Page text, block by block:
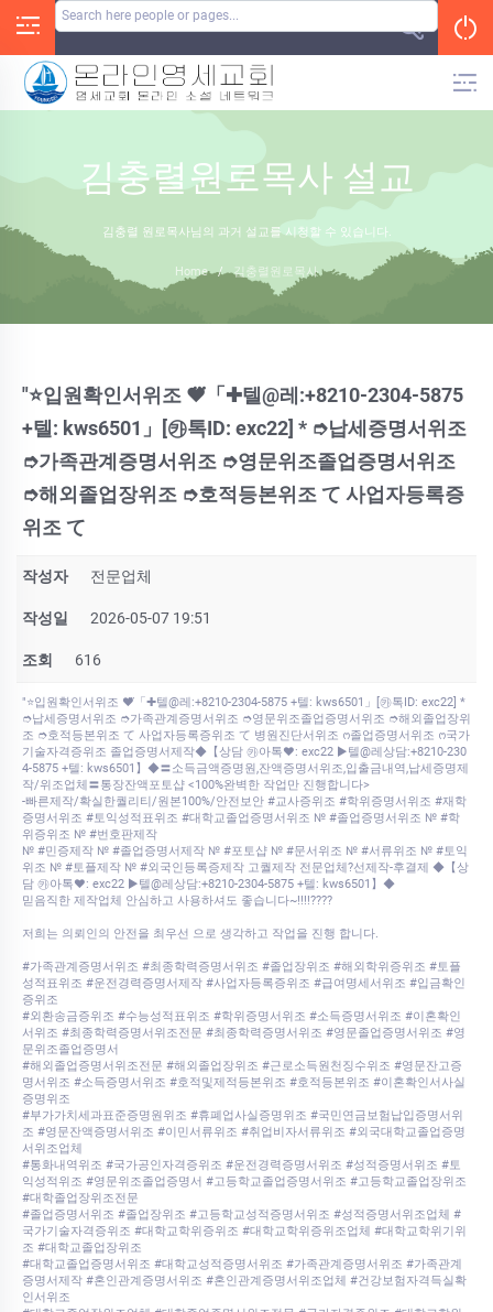
김충렬원로목사 설교
김충렬 원로목사님의 과거 설교를 시청할 수 있습니다.
Home / 김충렬원로목사
"⭐️입원확인서위조 ♥⃛「✚텔@레:+8210-2304-5875
+텔: kws6501」[㉸톡ID: exc22] * ➮납세증명서위조
➮가족관계증명서위조 ➮영문위조졸업증명서위조
➮해외졸업장위조 ➮호적등본위조 て 사업자등록증
위조 て
작성자 전문업체
작성일 2026-05-07 19:51
조회 616
"⭐️입원확인서위조 ♥⃛「✚텔@레:+8210-2304-5875 +텔: kws6501」[㉸톡ID: exc22] *
➮납세증명서위조 ➮가족관계증명서위조 ➮영문위조졸업증명서위조 ➮해외졸업장위
조 ➮호적등본위조 て 사업자등록증위조 て 병원진단서위조 ᨻ졸업증명서위조 ᨻ국가
기술자격증위조 졸업증명서제작◆【상담 ㉸아톡♥: exc22 ▶텔@레상담:+8210-230
4-5875 +텔: kws6501】◆〓소득금액증명원,잔액증명서위조,입출금내역,납세증명제
작/위조업체〓통장잔액포토샵 <100%완벽한 작업만 진행합니다>
-빠른제작/확실한퀄리티/원본100%/안전보안 #교사증위조 #학위증명서위조 #재학
증명서위조 #토익성적표위조 #대학교졸업증명서위조 № #졸업증명서위조 № #학
위증위조 № #번호판제작
№ #민증제작 № #졸업증명서제작 № #포토샵 № #문서위조 № #서류위조 № #토익
위조 № #토플제작 № #외국인등록증제작 고퀄제작 전문업체?선제작-후결제 ◆【상
담 ㉸아톡♥: exc22 ▶텔@레상담:+8210-2304-5875 +텔: kws6501】◆
믿음직한 제작업체 안심하고 사용하셔도 좋습니다~!!!!????
저희는 의뢰인의 안전을 최우선 으로 생각하고 작업을 진행 합니다.
#가족관계증명서위조 #최종학력증명서위조 #졸업장위조 #해외학위증위조 #토플
성적표위조 #운전경력증명서제작 #사업자등록증위조 #급여명세서위조 #입금확인
증위조
#외환송금증위조 #수능성적표위조 #학위증명서위조 #소득증명서위조 #이혼확인
서위조 #최종학력증명서위조전문 #최종학력증명서위조 #영문졸업증명서위조 #영
문위조졸업증명서
#해외졸업증명서위조전문 #해외졸업장위조 #근로소득원천징수위조 #영문잔고증
명서위조 #소득증명서위조 #호적및제적등본위조 #호적등본위조 #이혼확인서사실
증명위조
#부가가치세과표준증명원위조 #휴폐업사실증명위조 #국민연금보험납입증명서위
조 #영문잔액증명서위조 #이민서류위조 #취업비자서류위조 #외국대학교졸업증명
서위조업체
#통화내역위조 #국가공인자격증위조 #운전경력증명서위조 #성적증명서위조 #토
익성적위조 #영문위조졸업증명서 #고등학교졸업증명서위조 #고등학교졸업장위조
#대학졸업장위조전문
#졸업증명서위조 #졸업장위조 #고등학교성적증명서위조 #성적증명서위조업체 #
국가기술자격증위조 #대학교학위증위조 #대학교학위증위조업체 #대학교학위기위
조 #대학교졸업장위조
#대학교졸업증명서위조 #대학교성적증명서위조 #가족관계증명서위조 #가족관계
증명서제작 #혼인관계증명서위조 #혼인관계증명서위조업체 #건강보험자격득실확
인서위조